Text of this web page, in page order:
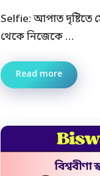
Selfie: আপাত দৃষ্টিতে
থেকে নিজেকে …
Read more